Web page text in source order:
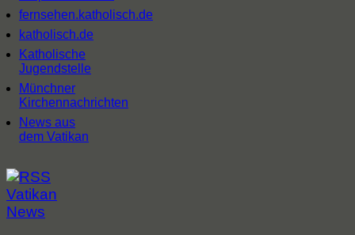
fernsehen.katholisch.de
katholisch.de
Katholische
Jugendstelle
Münchner
Kirchennachrichten
News aus
dem Vatikan
Vatikan
News